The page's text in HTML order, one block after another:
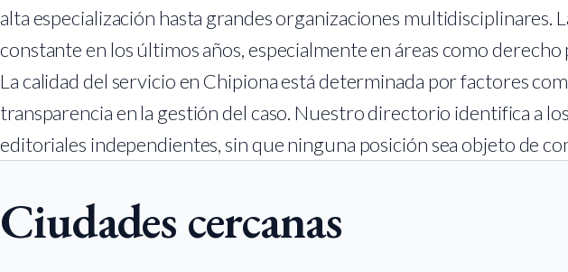
alta especialización hasta grandes organizaciones
constante en los últimos años, especialmente en áreas como
La calidad del servicio en Chipiona está determinada por factores
transparencia en la gestión del caso. Nuestro directorio identifica a
editoriales independientes, sin que ninguna posición sea objeto de
Ciudades cercanas